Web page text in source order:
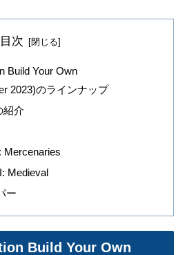
目次
Build Your Own
2023)のラインナップ
紹介
Mercenaries
Medieval
ー
Build Your Own